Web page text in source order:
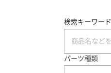
検索キーワード
パーツ種類